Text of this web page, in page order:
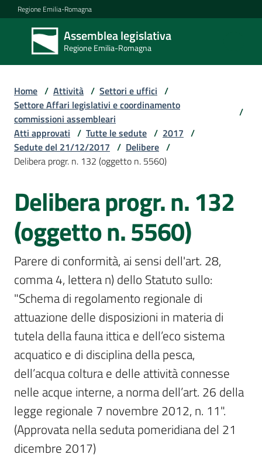
Vai al contenuto
Vai alla navigazione
Vai al footer
Regione Emilia-Romagna
Assemblea legislativa
Regione Emilia-Romagna
Assemblea
legislativa
Regione Emilia-
Assemblea
Argomenti
Per
i
media
Per
i
cittadini
Home / Attività / Settori e uffici /
Settore Affari legislativi e coordinamento
commissioni assembleari
/
Atti approvati / Tutte le sedute / 2017 /
Sedute del 21/12/2017 / Delibere /
Delibera progr. n. 132 (oggetto n. 5560)
Delibera progr. n. 132
(oggetto n. 5560)
Parere di conformità, ai sensi dell'art. 28,
comma 4, lettera n) dello Statuto sullo:
"Schema di regolamento regionale di
attuazione delle disposizioni in materia di
tutela della fauna ittica e dell’eco sistema
acquatico e di disciplina della pesca,
dell’acqua coltura e delle attività connesse
nelle acque interne, a norma dell’art. 26 della
legge regionale 7 novembre 2012, n. 11".
(Approvata nella seduta pomeridiana del 21
dicembre 2017)